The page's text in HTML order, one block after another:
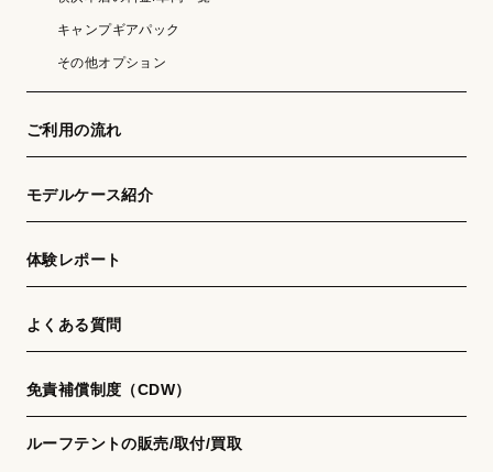
キャンプギアパック
その他オプション
ご利用の流れ
モデルケース紹介
体験レポート
よくある質問
免責補償制度（CDW）
ルーフテントの販売/取付/買取